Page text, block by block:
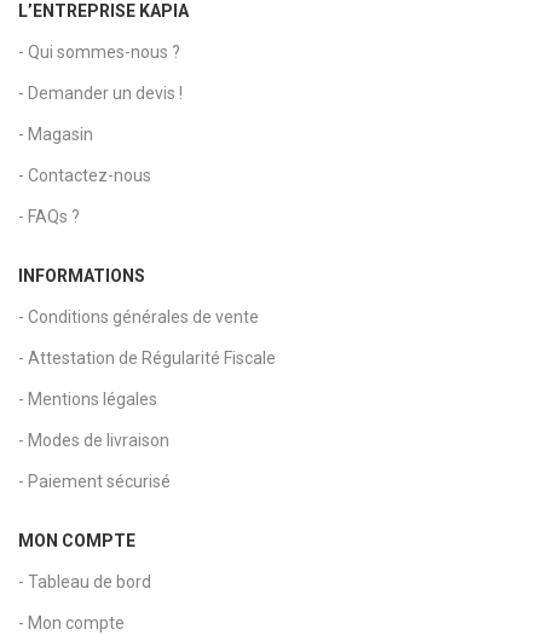
L’ENTREPRISE KAPIA
- Qui sommes-nous ?
- Demander un devis !
- Magasin
- Contactez-nous
- FAQs ?
INFORMATIONS
- Conditions générales de vente
- Attestation de Régularité Fiscale
- Mentions légales
- Modes de livraison
- Paiement sécurisé
MON COMPTE
- Tableau de bord
- Mon compte